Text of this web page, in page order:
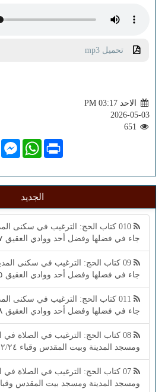
تحميل mp3
الاحد PM 03:17
2026-05-03
WhatsApp Print
الجديد
010 كتاب الحج: الترغيب في سكنى
جاء في فضلها وفضل أحد ووادي العقيق ١٤٤٧/١٢/٢٧ هـ
09 كتاب الحج: الترغيب في سكنى
جاء في فضلها وفضل أحد ووادي العقيق ١٤٤٧/١٢/٢٥ هـ
011 كتاب الحج: الترغيب في سكنى
جاء في فضلها وفضل أحد ووادي العقيق ١٤٤٧/١٢/٢٨
08 كتاب الحج: الترغيب في الصلاة
ومسجد المدينة وبيت المقدس وقباء ١٤٤٧/١٢/٢٤ هـ
07 كتاب الحج: الترغيب في الصلاة
ومسجد المدينة ومسجد بيت المقدس وقباء ١٤٤٧/١٢/٢٣